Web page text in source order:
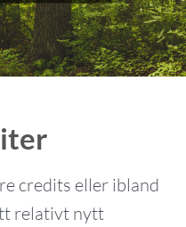
credits eller ibland
relativt nytt